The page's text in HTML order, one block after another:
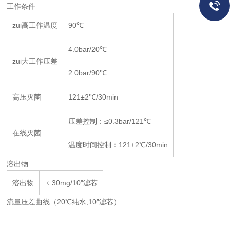
工作条件
zui高工作温度 90℃
zui大工作压差
4.0bar/20℃
2.0bar/90℃
高压灭菌 121±2℃/30min
在线灭菌
压差控制：≤0.3bar/121℃
温度时间控制：121±2℃/30min
溶出物
溶出物 ﹤30mg/10"滤芯
流量压差曲线（20℃纯水,10”滤芯）